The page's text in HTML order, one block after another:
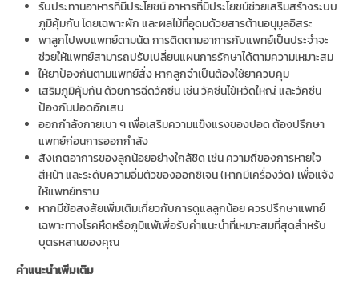
รับประทานอาหารที่มีประโยชน์ อาหารที่มีประโยชน์ช่วยเสริมสร้างระบบ
ภูมิคุ้มกัน โดยเฉพาะผัก และผลไม้ที่อุดมด้วยสารต้านอนุมูลอิสระ
พาลูกไปพบแพทย์ตามนัด การติดตามอาการกับแพทย์เป็นประจำจะ
ช่วยให้แพทย์สามารถปรับเปลี่ยนแผนการรักษาได้ตามความเหมาะสม
ให้ยาป้องกันตามแพทย์สั่ง หากลูกจำเป็นต้องใช้ยาควบคุม
เสริมภูมิคุ้มกัน ด้วยการฉีดวัคซีน เช่น วัคซีนไข้หวัดใหญ่ และวัคซีน
ป้องกันปอดอักเสบ
ออกกำลังกายเบา ๆ เพื่อเสริมความแข็งแรงของปอด ต้องปรึกษา
แพทย์ก่อนการออกกำลัง
สังเกตอาการของลูกน้อยอย่างใกล้ชิด เช่น ความถี่ของการหายใจ
สีหน้า และระดับความอิ่มตัวของออกซิเจน (หากมีเครื่องวัด) เพื่อแจ้ง
ให้แพทย์ทราบ
หากมีข้อสงสัยเพิ่มเติมเกี่ยวกับการดูแลลูกน้อย ควรปรึกษาแพทย์
เฉพาะทางโรคหืดหรือภูมิแพ้เพื่อรับคำแนะนำที่เหมาะสมที่สุดสำหรับ
บุตรหลานของคุณ
คำแนะนำเพิ่มเติม